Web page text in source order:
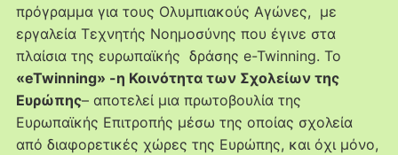
πρόγραμμα για τους Ολυμπιακούς Αγώνες, με
εργαλεία Τεχνητής Νοημοσύνης που έγινε στα
πλαίσια της ευρωπαϊκής δράσης e-Twinning. Το
«eTwinning» -η Κοινότητα των Σχολείων της
Ευρώπης– αποτελεί μια πρωτοβουλία της
Ευρωπαϊκής Επιτροπής μέσω της οποίας σχολεία
από διαφορετικές χώρες της Ευρώπης, και όχι μόνο,